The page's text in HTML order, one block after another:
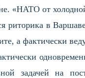
«НАТО от
риторика в
а фактически
задачей на